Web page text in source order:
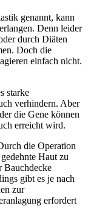
genannt, kann
Denn leider
durch Diäten
Doch die
einfach nicht.
starke
verhindern. Aber
die Gene können
erreicht wird.
die Operation
Haut zu
Bauchdecke
gibt es je nach
zur
erfordert